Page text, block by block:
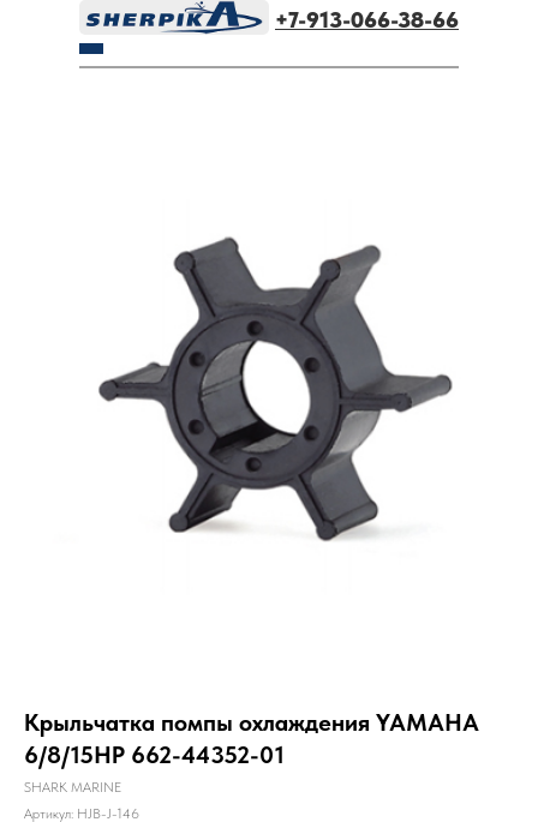
+7-913-066-38-66
Крыльчатка помпы охлаждения YAMAHA
6/8/15HP 662-44352-01
SHARK MARINE
Артикул: HJB-J-146